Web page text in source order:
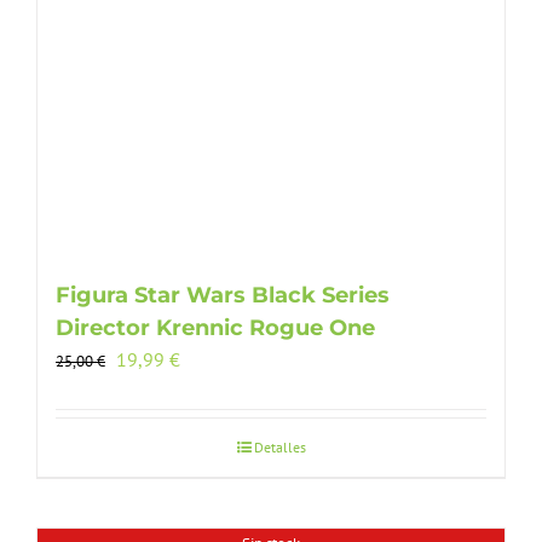
Figura Star Wars Black Series
Director Krennic Rogue One
25,00€ El
19,99 €
Detalles